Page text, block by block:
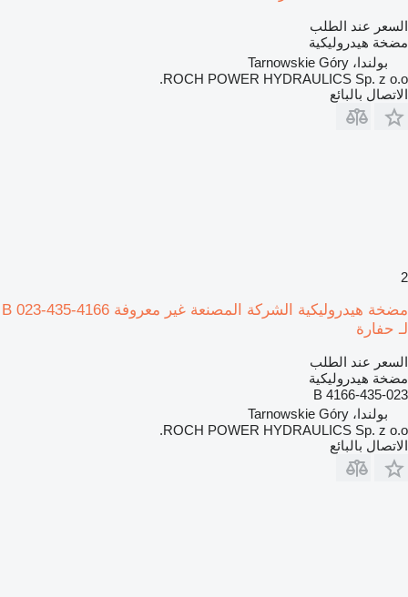
السعر عند الطلب
مضخة هيدروليكية
بولندا، Tarnowskie Góry
ROCH POWER HYDRAULICS Sp. z o.o.
الاتصال بالبائع
2
مضخة هيدروليكية الشركة المصنعة غير معروفة 4166-435-023 B
لـ حفارة
السعر عند الطلب
مضخة هيدروليكية
4166-435-023 B
بولندا، Tarnowskie Góry
ROCH POWER HYDRAULICS Sp. z o.o.
الاتصال بالبائع